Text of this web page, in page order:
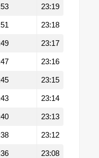
23:19
23:18
23:17
23:16
23:15
23:14
23:13
23:12
23:08